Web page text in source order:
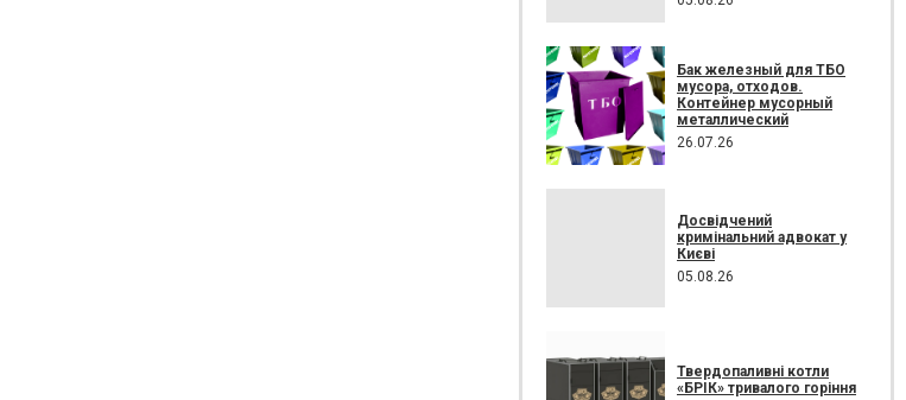
Бак железный для ТБО
мусора, отходов.
Контейнер мусорный
металлический
26.07.26
Досвідчений
кримінальний адвокат у
Києві
05.08.26
Твердопаливні котли
«БРІК» тривалого горіння